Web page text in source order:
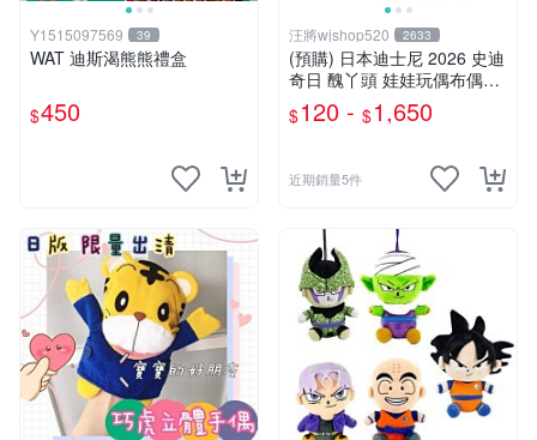
Y1515097569 39
WAT 迪斯渴熊熊禮盒
$450
汪將wjshop520 2633
(預購) 日本迪士尼 2026 史迪
奇日 醜丫頭 娃娃玩偶布偶吊
飾鑰匙圈 涼毯 托特包置物包
購物袋 毛巾貼紙公仔盲盒
$120 - $1,650
近期銷量5件